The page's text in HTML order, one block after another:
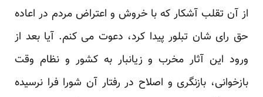
از آن تقلب آشکار که با خروش و اعتراض مردم در اعاده
حق رای شان تبلور پیدا کرد، دعوت می کنم. آیا بعد از
ورود این آثار مخرب و زیانبار به کشور و نظام وقت
بازخوانی، بازنگری و اصلاح در رفتار آن شورا فرا نرسیده